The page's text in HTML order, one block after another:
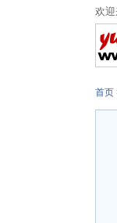
欢迎
首页